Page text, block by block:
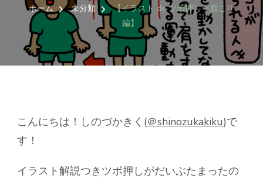
ス
ト
DE
ツ
ボ
押
の
ホーム 未分類
【イラスト de ツボ押しー肩こり
編】
こんにちは！しのづかきく(＠shinozukakiku)で
す！
イラスト解説つきツボ押しがだいぶたまったの